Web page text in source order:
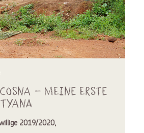
– Meine erste
2019/2020,